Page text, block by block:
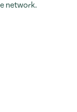
network.